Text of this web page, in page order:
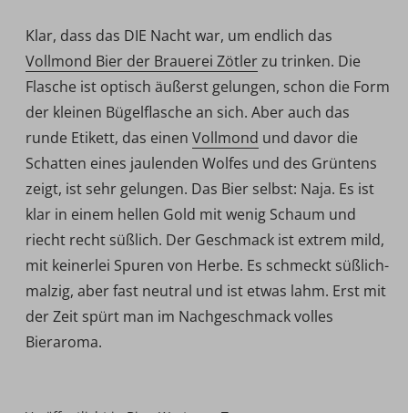
Klar, dass das DIE Nacht war, um endlich das
Vollmond Bier der Brauerei Zötlerzu trinken. Die
Flasche ist optisch äußerst gelungen, schon die Form
der kleinen Bügelflasche an sich. Aber auch das
runde Etikett, das einen Vollmond und davor die
Schatten eines jaulenden Wolfes und des Grüntens
zeigt, ist sehr gelungen. Das Bier selbst: Naja. Es ist
klar in einem hellen Gold mit wenig Schaum und
riecht recht süßlich. Der Geschmack ist extrem mild,
mit keinerlei Spuren von Herbe. Es schmeckt süßlich-
malzig, aber fast neutral und ist etwas lahm. Erst mit
der Zeit spürt man im Nachgeschmack volles
Bieraroma.